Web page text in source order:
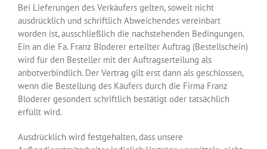
Bei Lieferungen des Verkäufers gelten, soweit nicht
ausdrücklich und schriftlich Abweichendes vereinbart
worden ist, ausschließlich die nachstehenden Bedingungen.
Ein an die Fa. Franz Bloderer erteilter Auftrag (Bestellschein)
wird für den Besteller mit der Auftragserteilung als
anbotverbindlich. Der Vertrag gilt erst dann als geschlossen,
wenn die Bestellung des Käufers durch die Firma Franz
Bloderer gesondert schriftlich bestätigt oder tatsächlich
erfüllt wird.
Ausdrücklich wird festgehalten, dass unsere